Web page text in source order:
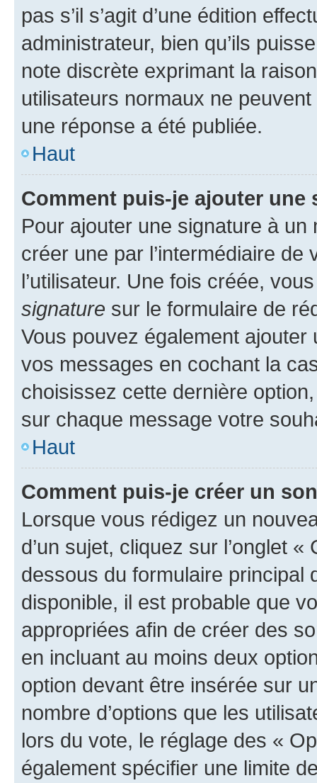
pas s’il s’agit d’une édition
administrateur, bien qu’ils
note discrète exprimant la
utilisateurs normaux ne
une réponse a été publiée.
Haut
Comment puis-je ajouter une
Pour ajouter une signature à un
créer une par l’intermédiaire
l’utilisateur. Une fois créée,
signature sur le formulaire de
Vous pouvez également
vos messages en cochant la
choisissez cette dernière
sur chaque message votre
Haut
Comment puis-je créer un
Lorsque vous rédigez un
d’un sujet, cliquez sur l’onglet
dessous du formulaire principal
disponible, il est probable que
appropriées afin de créer des
en incluant au moins deux
option devant être insérée sur
nombre d’options que les
lors du vote, le réglage des «
également spécifier une limite